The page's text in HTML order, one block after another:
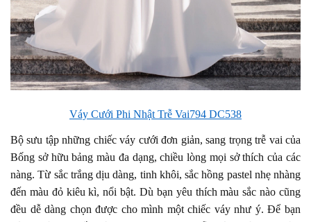
Váy Cưới Phi Nhật Trễ Vai794 DC538
Bộ sưu tập những chiếc váy cưới đơn giản, sang trọng trễ vai của
Bống sở hữu bảng màu đa dạng, chiều lòng mọi sở thích của các
nàng. Từ sắc trắng dịu dàng, tinh khôi, sắc hồng pastel nhẹ nhàng
đến màu đỏ kiêu kì, nổi bật. Dù bạn yêu thích màu sắc nào cũng
đều dễ dàng chọn được cho mình một chiếc váy như ý. Để bạn